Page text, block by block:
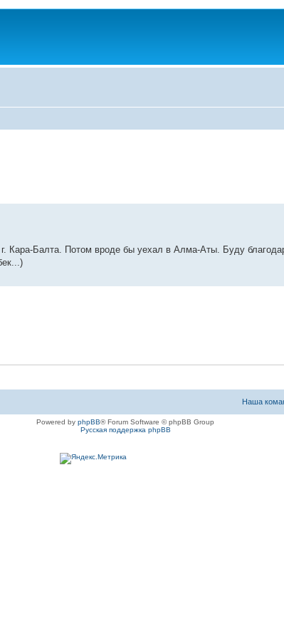
Кара-Балта. Потом вроде бы уехал в Алма-Аты. Буду
Наша
Powered by phpBB® Forum Software © phpBB Group
Русская поддержка phpBB